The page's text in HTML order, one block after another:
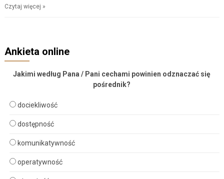
Czytaj więcej »
Ankieta online
Jakimi według Pana / Pani cechami powinien odznaczać się
pośrednik?
dociekliwość
dostępność
komunikatywność
operatywność